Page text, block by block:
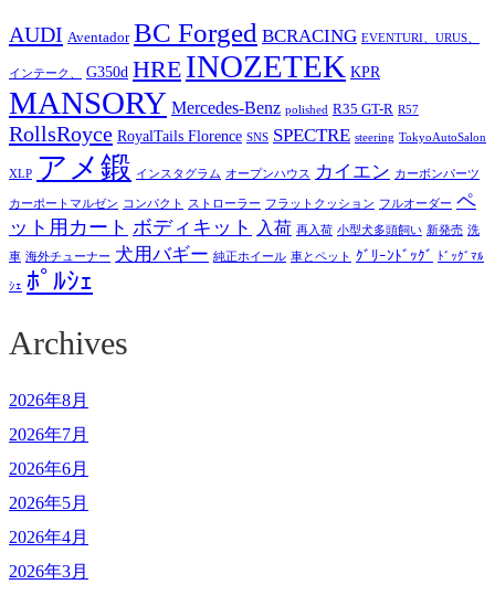
AUDI Aventador BC Forged BCRACING EVENTURI、URUS、
インテーク、 G350d HRE INOZETEK KPR
MANSORY Mercedes-Benz polished R35 GT-R R57
RollsRoyce RoyalTails Florence SNS SPECTRE steering TokyoAutoSalon
XLP アメ鍛 インスタグラム オープンハウス カイエン カーボンパーツ
カーポートマルゼン コンパクト ストローラー フラットクッション フルオーダー ペ
ット用カート ボディキット 入荷 再入荷 小型犬多頭飼い 新発売 洗
車 海外チューナー 犬用バギー 純正ホイール 車とペット ｸﾞﾘｰﾝﾄﾞｯｸﾞ ﾄﾞｯｸﾞﾏﾙ
ｼｪ ﾎﾟﾙｼｪ
Archives
2026年8月
2026年7月
2026年6月
2026年5月
2026年4月
2026年3月